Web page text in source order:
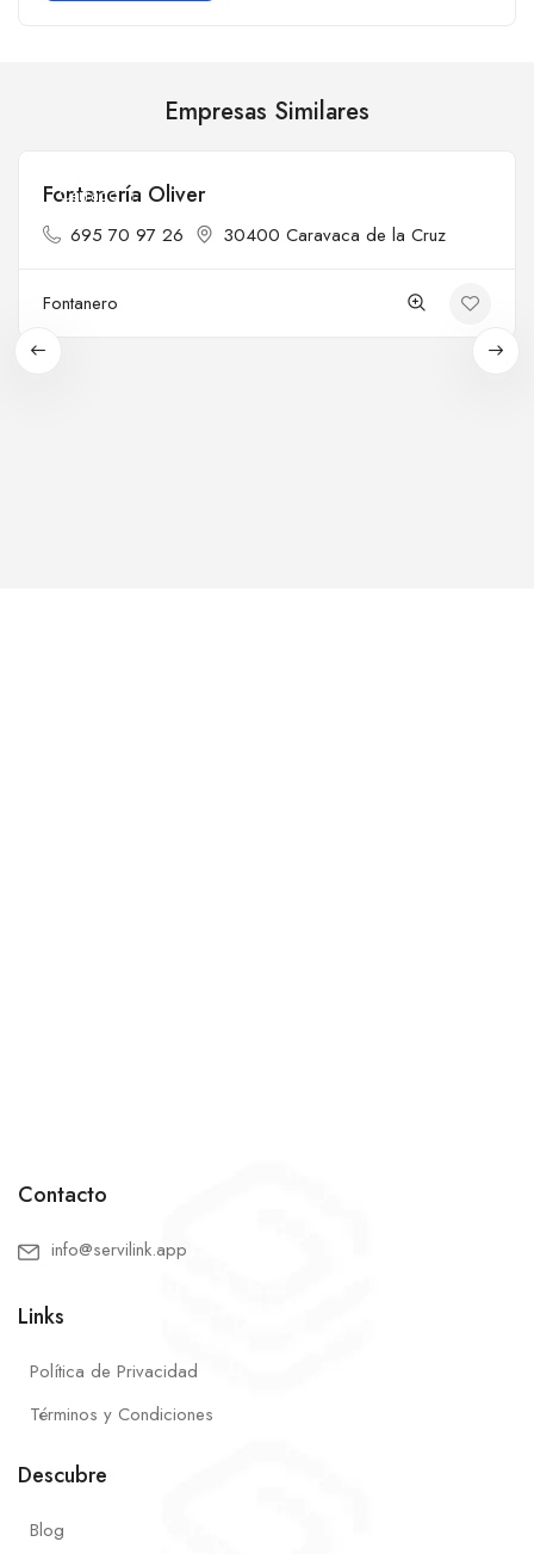
Empresas Similares
Cerrado
Fontanería Oliver
695 70 97 26 30400 Caravaca de la Cruz
Fontanero
Contacto
info@servilink.app
Links
Política de Privacidad
Términos y Condiciones
Descubre
Blog